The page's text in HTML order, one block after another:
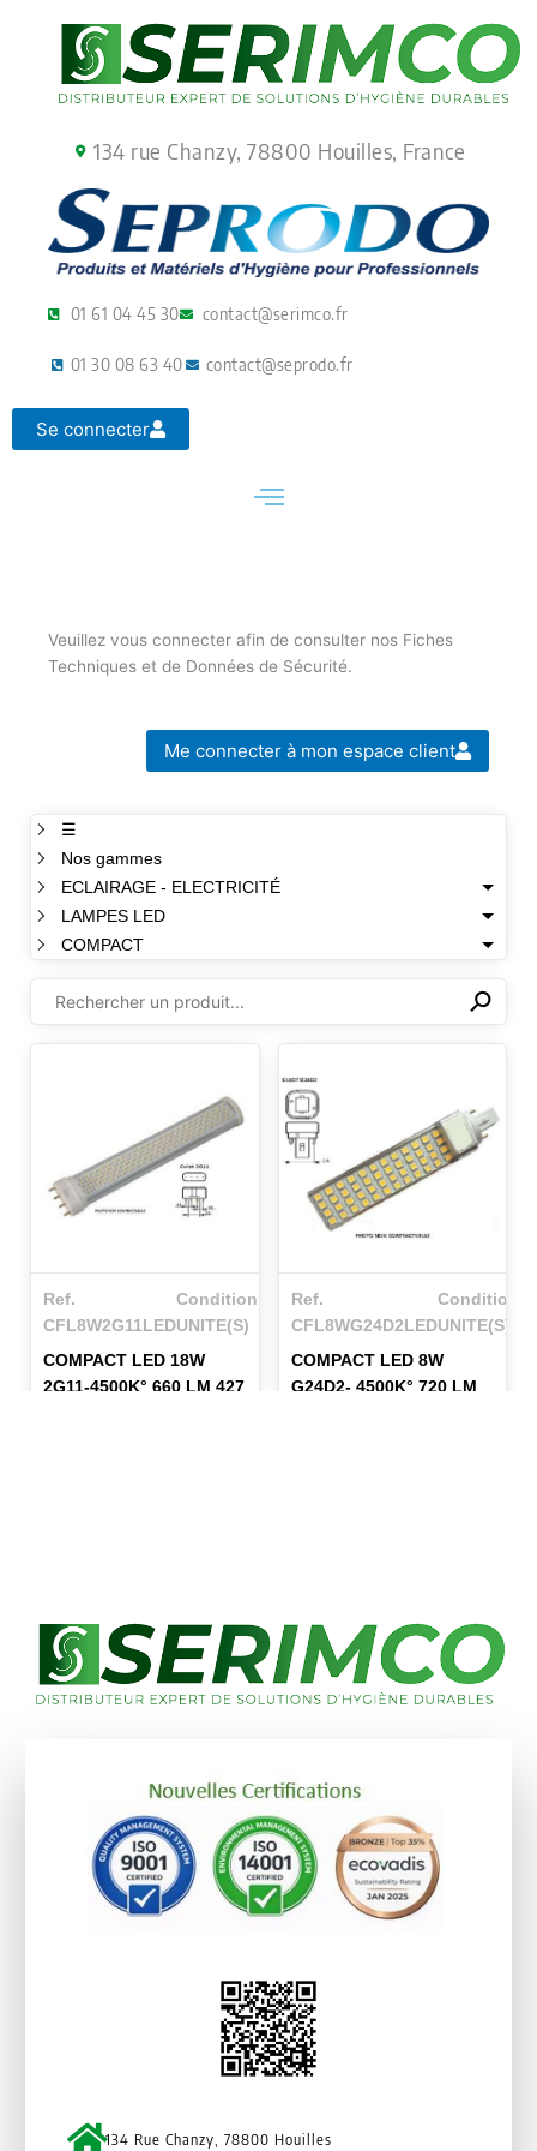
134 rue Chanzy, 78800 Houilles, France
01 61 04 45 30 contact@serimco.fr
01 30 08 63 40 contact@seprodo.fr
Se connecter
Veuillez vous connecter afin de consulter nos Fiches
Techniques et de Données de Sécurité.
Me connecter à mon espace client
☰
Nos gammes
ECLAIRAGE - ELECTRICITÉ
LAMPES LED
COMPACT
⚲
Ref.
CFL8W2G11LED
Conditionnement
UNITE(S)
COMPACT LED 18W
2G11-4500K° 660 LM 427
Ref.
CFL8WG24D2LEDUNITE(S)
COMPACT LED 8W
G24D2- 4500K° 720 LM
134 Rue Chanzy, 78800 Houilles